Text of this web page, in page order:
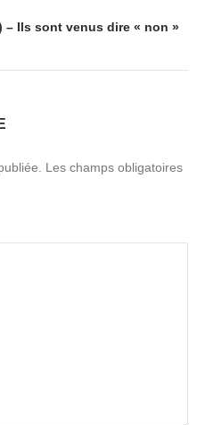
– Ils sont venus dire « non »
Les champs obligatoires